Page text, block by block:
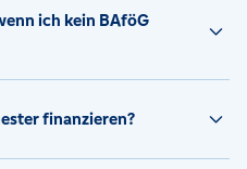
ich kein BAföG
finanzieren?